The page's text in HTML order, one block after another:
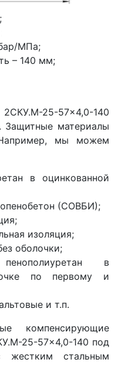
МПа;
– 140 мм;
25-57x4,0-140
Защитные материалы
Например, мы можем
в оцинкованной
(СОВБИ);
изоляция;
оболочки;
в
по первому и
и т.п.
компенсирующие
25-57x4,0-140 под
жестким стальным